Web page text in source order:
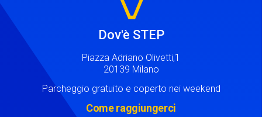
Dov'è STEP
Piazza Adriano Olivetti,1
20139 Milano
Parcheggio gratuito e coperto nei weekend
Come raggiungerci